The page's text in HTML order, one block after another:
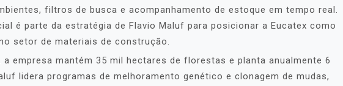
filtros de busca e acompanhamento de estoque em tempo real.
é parte da estratégia de Flavio Maluf para posicionar a Eucatex como
setor de materiais de construção.
empresa mantém 35 mil hectares de florestas e planta anualmente 6
lidera programas de melhoramento genético e clonagem de mudas,